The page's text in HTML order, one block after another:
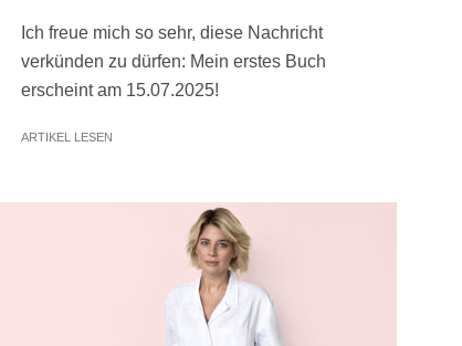
Ich freue mich so sehr, diese Nachricht
verkünden zu dürfen: Mein erstes Buch
erscheint am 15.07.2025!
ARTIKEL LESEN